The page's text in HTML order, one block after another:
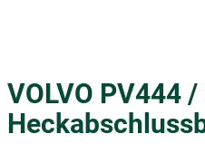
VOLVO PV444